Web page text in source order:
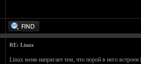
RE: Linux
Linux меня напрягает тем, что порой в него